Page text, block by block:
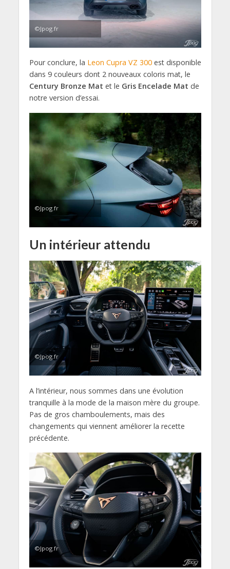
©Jpog.fr
Pour conclure, la Leon Cupra VZ 300est disponible
dans 9 couleurs dont 2 nouveaux coloris mat, le
Century Bronze Mat et le Gris Encelade Mat de
notre version d’essai.
©Jpog.fr
Un intérieur attendu
©Jpog.fr
A l’intérieur, nous sommes dans une évolution
tranquille à la mode de la maison mère du groupe.
Pas de gros chamboulements, mais des
changements qui viennent améliorer la recette
précédente.
©Jpog.fr